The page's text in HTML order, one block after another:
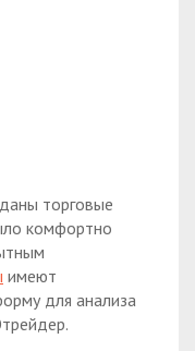
торговые
комфортно
имеют
для анализа